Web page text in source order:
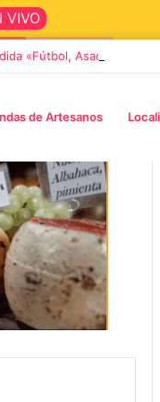
VIVO
«Fútbol, Asado, Vino y
de Artesanos
despedida